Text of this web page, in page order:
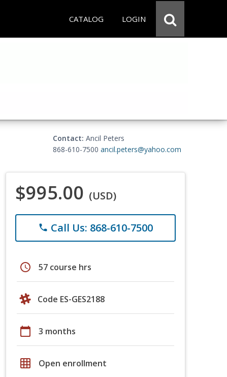
CATALOG LOGIN
Contact: Ancil Peters
868-610-7500 ancil.peters@yahoo.com
$995.00 (USD)
phone Call Us: 868-610-7500
schedule 57 course hrs
Code ES-GES2188
calendar_today 3 months
grid_on Open enrollment